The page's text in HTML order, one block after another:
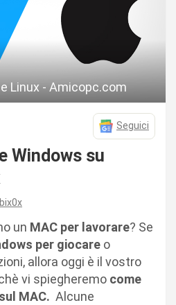
Linux - Amicopc.com
Seguici
Windows su
un MAC per lavorare? Se
per giocare o
allora oggi è il vostro
vi spiegheremo come
MAC. Alcune